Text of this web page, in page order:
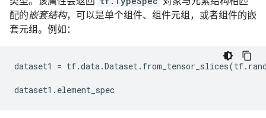
配的嵌套结构，可以是单个组件、组件元组，或者组件的嵌
套元组。例如：
dataset1 = tf.data.Dataset. from_tensor_slices(tf.
dataset1 . element_spec